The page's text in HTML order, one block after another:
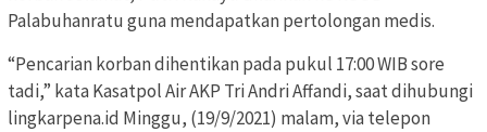
Palabuhanratu guna mendapatkan pertolongan medis.
“Pencarian korban dihentikan pada pukul 17:00 WIB sore
tadi,” kata Kasatpol Air AKP Tri Andri Affandi, saat dihubungi
lingkarpena.id Minggu, (19/9/2021) malam, via telepon